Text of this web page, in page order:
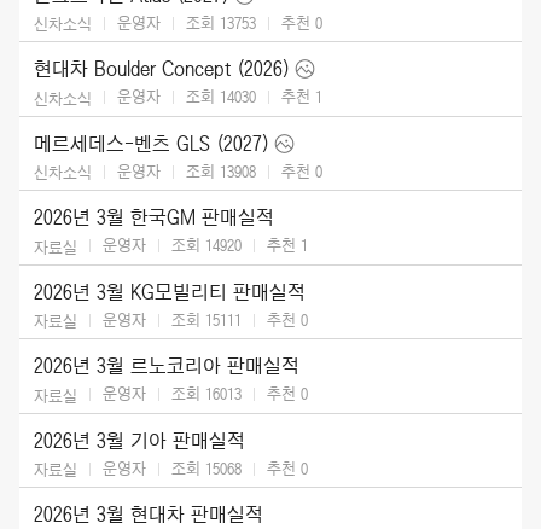
신차소식 운영자 조회 13753 추천 0
현대차 Boulder Concept (2026)
신차소식 운영자 조회 14030 추천 1
메르세데스-벤츠 GLS (2027)
신차소식 운영자 조회 13908 추천 0
2026년 3월 한국GM 판매실적
자료실 운영자 조회 14920 추천 1
2026년 3월 KG모빌리티 판매실적
자료실 운영자 조회 15111 추천 0
2026년 3월 르노코리아 판매실적
자료실 운영자 조회 16013 추천 0
2026년 3월 기아 판매실적
자료실 운영자 조회 15068 추천 0
2026년 3월 현대차 판매실적